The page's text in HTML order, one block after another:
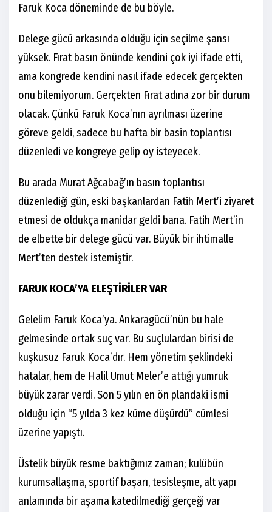
Faruk Koca döneminde de bu böyle.
Delege gücü arkasında olduğu için seçilme şansı
yüksek. Fırat basın önünde kendini çok iyi ifade etti,
ama kongrede kendini nasıl ifade edecek gerçekten
onu bilemiyorum. Gerçekten Fırat adına zor bir durum
olacak. Çünkü Faruk Koca’nın ayrılması üzerine
göreve geldi, sadece bu hafta bir basin toplantısı
düzenledi ve kongreye gelip oy isteyecek.
Bu arada Murat Ağcabağ’ın basın toplantısı
düzenlediği gün, eski başkanlardan Fatih Mert’i ziyaret
etmesi de oldukça manidar geldi bana. Fatih Mert’in
de elbette bir delege gücü var. Büyük bir ihtimalle
Mert’ten destek istemiştir.
FARUK KOCA’YA ELEŞTİRİLER VAR
Gelelim Faruk Koca’ya. Ankaragücü’nün bu hale
gelmesinde ortak suç var. Bu suçlulardan birisi de
kuşkusuz Faruk Koca’dır. Hem yönetim şeklindeki
hatalar, hem de Halil Umut Meler’e attığı yumruk
büyük zarar verdi. Son 5 yılın en ön plandaki ismi
olduğu için “5 yılda 3 kez küme düşürdü” cümlesi
üzerine yapıştı.
Üstelik büyük resme baktığımız zaman; kulübün
kurumsallaşma, sportif başarı, tesisleşme, alt yapı
anlamında bir aşama katedilmediği gerçeği var